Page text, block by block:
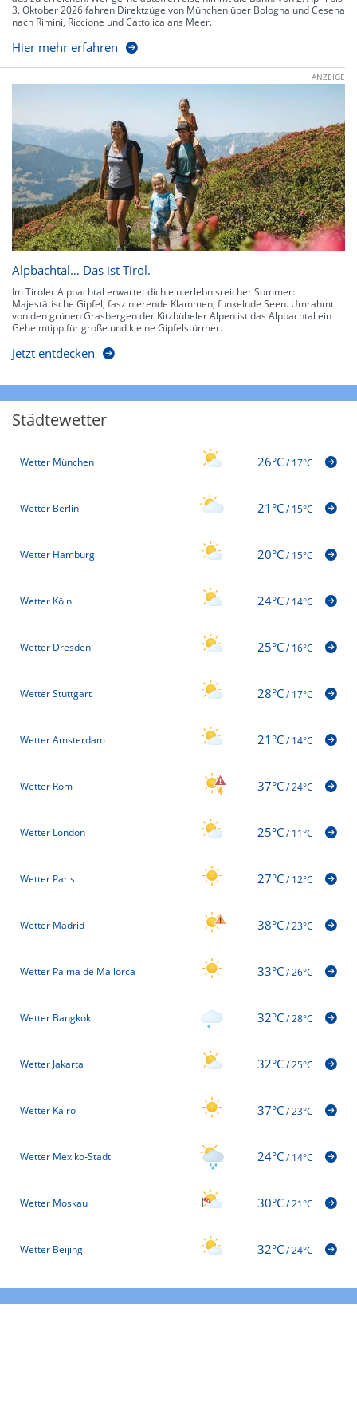
3. Oktober 2026 fahren Direktzüge von München über Bologna und Cesena
nach Rimini, Riccione und Cattolica ans Meer.
Hier mehr erfahren
ANZEIGE
Alpbachtal… Das ist Tirol.
Im Tiroler Alpbachtal erwartet dich ein erlebnisreicher Sommer:
Majestätische Gipfel, faszinierende Klammen, funkelnde Seen. Umrahmt
von den grünen Grasbergen der Kitzbüheler Alpen ist das Alpbachtal ein
Geheimtipp für große und kleine Gipfelstürmer.
Jetzt entdecken
Städtewetter
Wetter München 26°C/17°C
Wetter Berlin 21°C/15°C
Wetter Hamburg 20°C/15°C
Wetter Köln 24°C/14°C
Wetter Dresden 25°C/16°C
Wetter Stuttgart 28°C/17°C
Wetter Amsterdam 21°C/14°C
Wetter Rom 37°C/24°C
Wetter London 25°C/11°C
Wetter Paris 27°C/12°C
Wetter Madrid 38°C/23°C
Wetter Palma de Mallorca 33°C/26°C
Wetter Bangkok 32°C/28°C
Wetter Jakarta 32°C/25°C
Wetter Kairo 37°C/23°C
Wetter Mexiko-Stadt 24°C/14°C
Wetter Moskau 30°C/21°C
Wetter Beijing 32°C/24°C